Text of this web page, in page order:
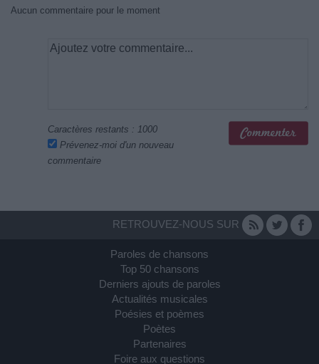
Aucun commentaire pour le moment
Caractères restants : 1000
Prévenez-moi d'un nouveau
commentaire
RETROUVEZ-NOUS SUR
Paroles de chansons
Top 50 chansons
Derniers ajouts de paroles
Actualités musicales
Poésies et poèmes
Poètes
Partenaires
Foire aux questions